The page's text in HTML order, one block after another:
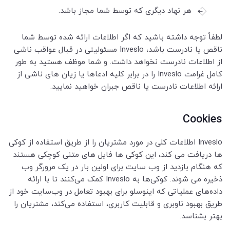
هر نهاد دیگری که توسط شما مجاز باشد.
لطفاً توجه داشته باشید که اگر اطلاعات ارائه شده توسط شما
ناقص یا نادرست باشد، Inveslo مسئولیتی در قبال عواقب ناشی
از اطلاعات نادرست نخواهد داشت. و شما موظف هستید به طور
کامل غرامت Inveslo را در برابر کلیه ادعاها یا زیان های ناشی از
ارائه اطلاعات نادرست یا ناقص جبران خواهید نمایید.
Cookies
Inveslo اطلاعات کلی در مورد مشتریان را از طریق استفاده از کوکی
ها دریافت می کند، این کوکی ها فایل های متنی کوچکی هستند
که هنگام بازدید از وب سایت برای اولین بار در یک مرورگر وب
ذخیره می شوند. کوکی‌ها به Inveslo کمک می‌کنند تا با ارائه
داده‌های عملیاتی که اینوسلو برای بهبود تعامل در وب‌سایت خود از
طریق بهبود ناوبری و قابلیت کاربری، استفاده می‌کند، مشتریان را
بهتر بشناسد.